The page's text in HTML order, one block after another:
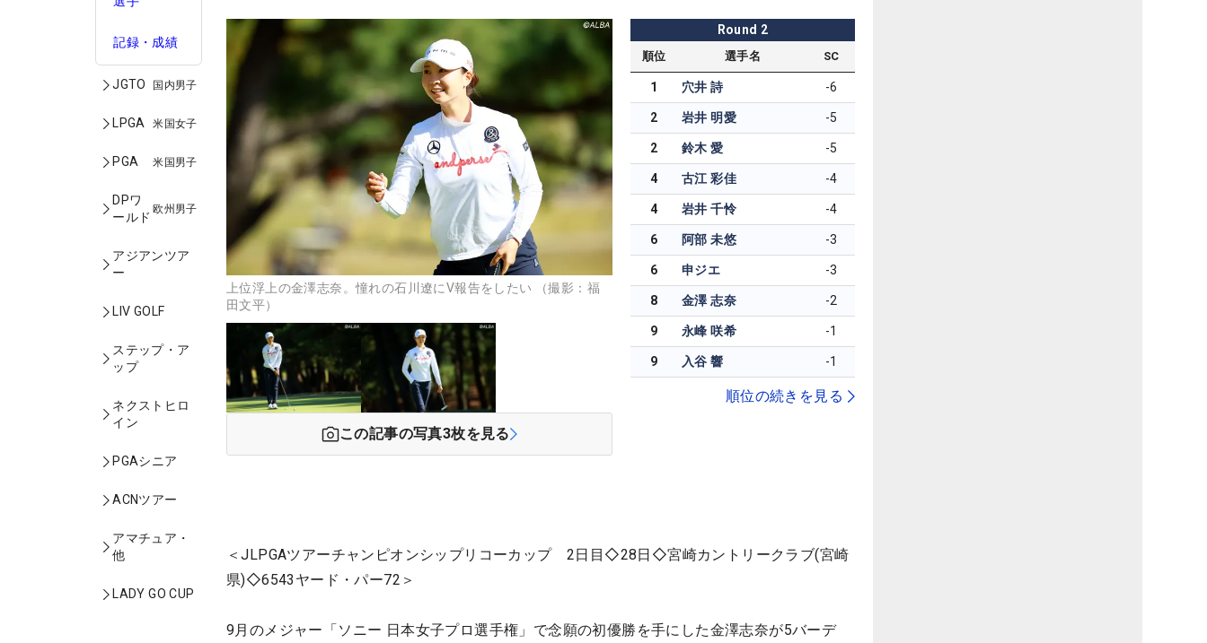
記録・成績
JGTO 国内男子
LPGA 米国女子
PGA 米国男子
DPワ
ールド
欧州男子
アジアンツア
ー
LIV GOLF
ステップ・ア
ップ
ネクストヒロ
イン
PGAシニア
ACNツアー
アマチュア・
他
LADY GO CUP
上位浮上の金澤志奈。憧れの石川遼にV報告をしたい （撮影：福
田文平）
この記事の写真3枚を見る
Round 2
順位 選手名 SC
1 穴井 詩 -6
2 岩井 明愛 -5
2 鈴木 愛 -5
4 古江 彩佳 -4
4 岩井 千怜 -4
6 阿部 未悠 -3
6 申ジエ -3
8 金澤 志奈 -2
9 永峰 咲希 -1
9 入谷 響 -1
順位の続きを見る
＜JLPGAツアーチャンピオンシップリコーカップ 2日目◇28日◇宮崎カントリークラブ(宮崎
県)◇6543ヤード・パー72＞
9月のメジャー「ソニー 日本女子プロ選手権」で念願の初優勝を手にした金澤志奈が5バーデ